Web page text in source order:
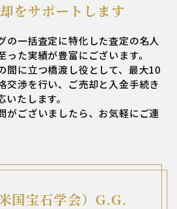
をサポートします
の一括査定に特化した査定の名人
った実績が豊富にございます。
間に立つ橋渡し役として、最大10
交渉を行い、ご売却と入金手続き
たします。
がございましたら、お気軽にご連
国宝石学会）G.G.